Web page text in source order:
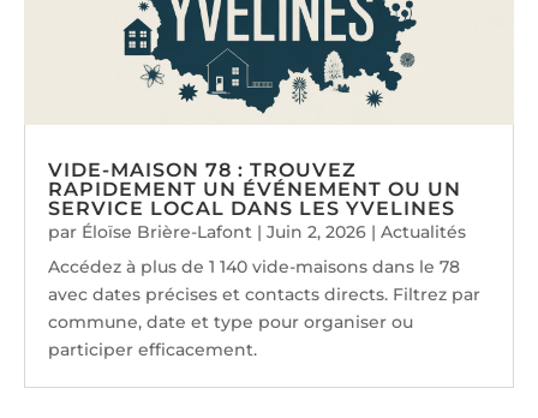
VIDE-MAISON 78 : TROUVEZ
RAPIDEMENT UN ÉVÉNEMENT OU UN
SERVICE LOCAL DANS LES YVELINES
par Éloïse Brière-Lafont |Juin 2, 2026 |Actualités
Accédez à plus de 1 140 vide-maisons dans le 78
avec dates précises et contacts directs. Filtrez par
commune, date et type pour organiser ou
participer efficacement.